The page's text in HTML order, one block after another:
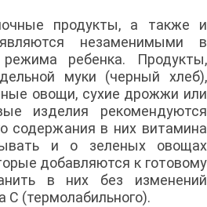
продукты, а также и
незаменимыми в
ребенка. Продукты,
муки (черный хлеб),
овощи, сухие дрожжи или
изделия рекомендуются
содержания в них витамина
и о зеленых овощах
добавляются к готовому
в них без изменений
С (термолабильного).